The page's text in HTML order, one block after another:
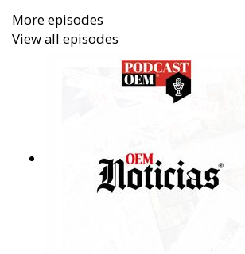
More episodes
View all episodes